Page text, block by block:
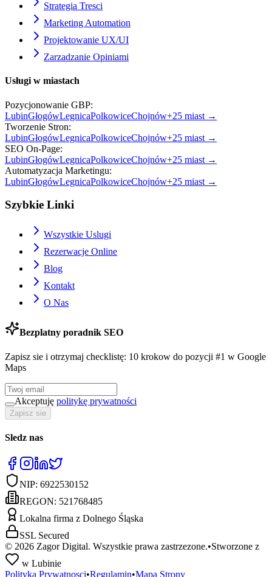
Strategia Tresci
Marketing Automation
Projektowanie UX/UI
Zarzadzanie Opiniami
Usługi w miastach
Pozycjonowanie GBP:
LubinGłogówLegnicaPolkowiceChojnów+25 miast →
Tworzenie Stron:
LubinGłogówLegnicaPolkowiceChojnów+25 miast →
SEO On-Page:
LubinGłogówLegnicaPolkowiceChojnów+25 miast →
Automatyzacja Marketingu:
LubinGłogówLegnicaPolkowiceChojnów+25 miast →
Szybkie Linki
Wszystkie Uslugi
Rezerwacje Online
Blog
Kontakt
O Nas
Bezplatny poradnik SEO
Zapisz sie i otrzymaj checklistę: 10 krokow do pozycji #1 w Google
Maps
Akceptuję politykę prywatności
Zapisz sie
Sledz nas
NIP: 6922530152
REGON: 521768485
Lokalna firma z Dolnego Śląska
SSL Secured
© 2026 Zagor Digital. Wszystkie prawa zastrzezone.•Stworzone z
w Lubinie
Polityka Prywatnosci•Regulamin•Mapa Strony